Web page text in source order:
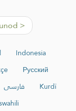
>
Indonesia
Русский
فارسی
Kurdî